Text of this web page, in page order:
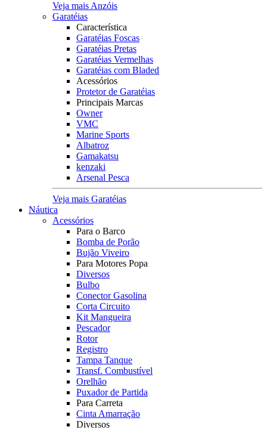
Veja mais Anzóis
Garatéias
Característica
Garatéias Foscas
Garatéias Pretas
Garatéias Vermelhas
Garatéias com Bladed
Acessórios
Protetor de Garatéias
Principais Marcas
Owner
VMC
Marine Sports
Albatroz
Gamakatsu
kenzaki
Arsenal Pesca
Veja mais Garatéias
Náutica
Acessórios
Para o Barco
Bomba de Porão
Bujão Viveiro
Para Motores Popa
Diversos
Bulbo
Conector Gasolina
Corta Circuito
Kit Mangueira
Pescador
Rotor
Registro
Tampa Tanque
Transf. Combustível
Orelhão
Puxador de Partida
Para Carreta
Cinta Amarração
Diversos